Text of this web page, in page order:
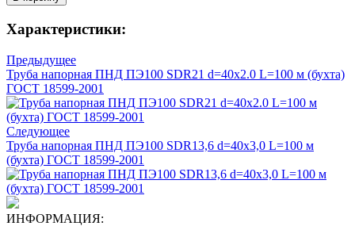
Характеристики:
Предыдущее
Труба напорная ПНД ПЭ100 SDR21 d=40х2.0 L=100 м (бухта)
ГОСТ 18599-2001
Следующее
Труба напорная ПНД ПЭ100 SDR13,6 d=40х3,0 L=100 м
(бухта) ГОСТ 18599-2001
ИНФОРМАЦИЯ: